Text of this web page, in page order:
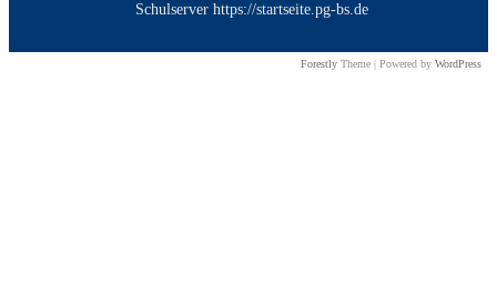
Schulserver https://startseite.pg-bs.de
Forestly Theme | Powered by WordPress